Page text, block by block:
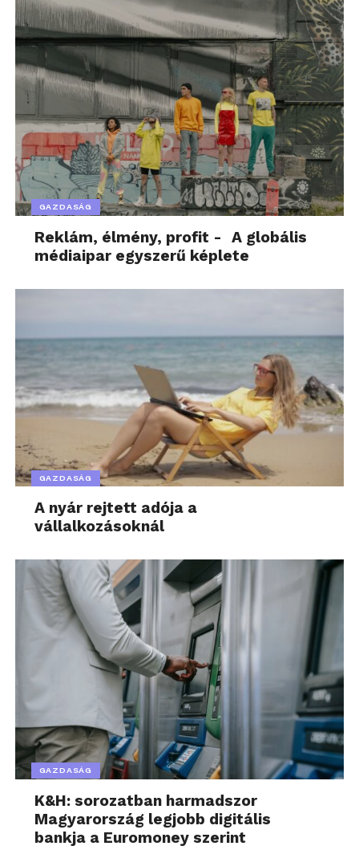
GAZDASÁG
Reklám, élmény, profit - A globális
médiaipar egyszerű képlete
GAZDASÁG
A nyár rejtett adója a
vállalkozásoknál
GAZDASÁG
K&H: sorozatban harmadszor
Magyarország legjobb digitális
bankja a Euromoney szerint